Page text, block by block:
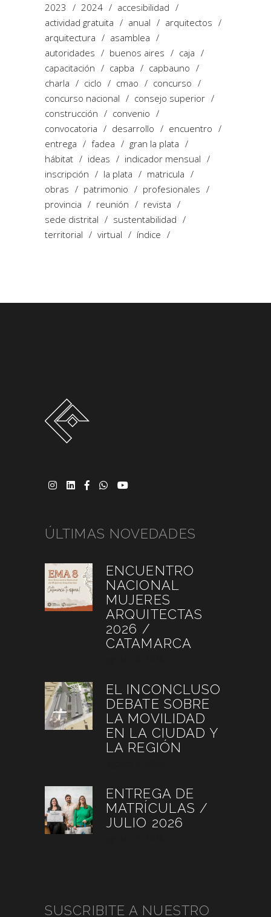
2023 2024
accesibilidad
actividad gratuita
anual
arquitectos
arquitectura
asamblea
autoridades
buenos aires
caja
capacitación
capba
capbauno
charla
ciclo cmao
concurso
concurso nacional
consejo superior
construcción
convenio
convocatoria
desarrollo
encuentro
entrega
fadea
gran la plata
hábitat
ideas
indicador mensual
inscripción
la plata
matricula
obras
patrimonio
profesionales
provincia
reunión
revista
sede distrital
sustentabilidad
territorial
virtual índice
ÚLTIMAS NOVEDADES
ENCUENTRO
NACIONAL
MUJERES
ARQUITECTAS
2026 /
CATAMARCA
EL INCONCLUSO
DEBATE SOBRE
LA MOVILIDAD
EN LA CIUDAD Y
LA REGIÓN
ENTREGA DE
MATRÍCULAS /
JULIO 2026
SUSCRIBITE A NUESTRO